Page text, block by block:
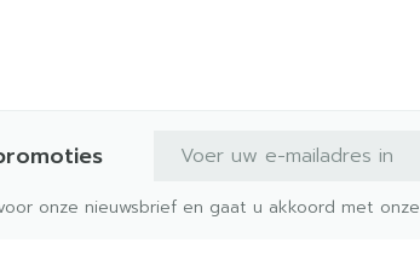
onze nieuwsbrief en gaat u akkoord met onze